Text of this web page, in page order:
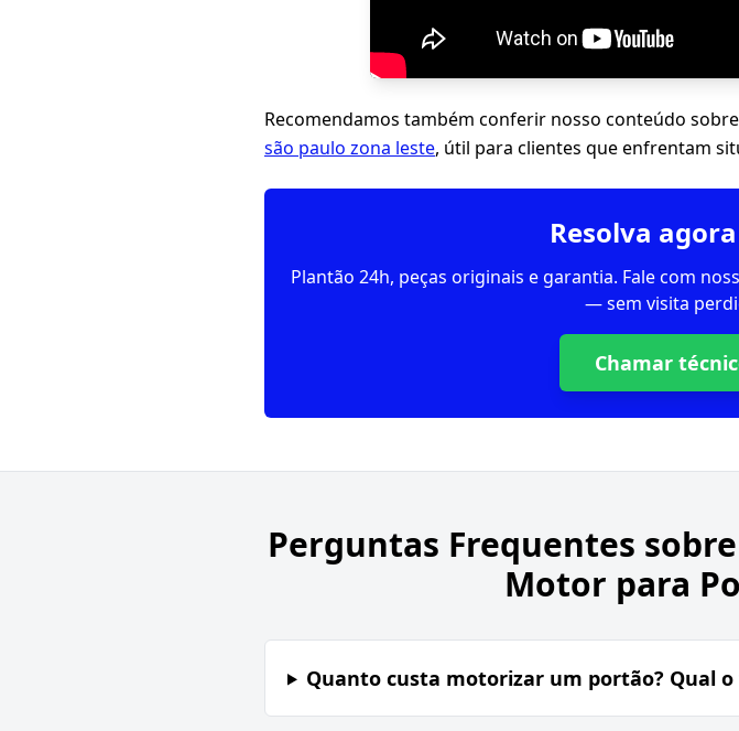
Recomendamos também conferir nosso conteúdo sobre
são paulo zona leste, útil para clientes que enfrentam
Resolva
Plantão 24h, peças originais e garantia. Fale com
— sem visita
Chamar
Perguntas Frequentes sobre
Motor para
Quanto custa motorizar um portão? Qual